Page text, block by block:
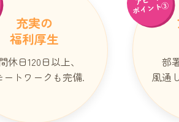
充実の
福利厚生
休日120日以上、
ートワークも完備.
ポイント③
部
風通